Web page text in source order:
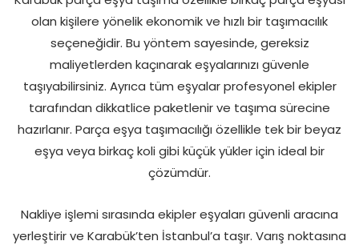
olan kişilere yönelik ekonomik ve hızlı bir taşımacılık
seçeneğidir. Bu yöntem sayesinde, gereksiz
maliyetlerden kaçınarak eşyalarınızı güvenle
taşıyabilirsiniz. Ayrıca tüm eşyalar profesyonel ekipler
tarafından dikkatlice paketlenir ve taşıma sürecine
hazırlanır. Parça eşya taşımacılığı özellikle tek bir beyaz
eşya veya birkaç koli gibi küçük yükler için ideal bir
çözümdür.
Nakliye işlemi sırasında ekipler eşyaları güvenli aracına
yerleştirir ve Karabük’ten İstanbul’a taşır. Varış noktasına